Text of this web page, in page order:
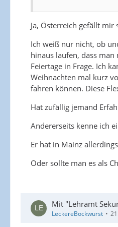
Ja, Österreich gefällt mir
Ich weiß nur nicht, ob
hinaus laufen, dass
Feiertage in Frage. Ich
Weihnachten mal kurz
fahren können. Diese
Hat zufällig jemand
Andererseits kenne ich
Er hat in Mainz
Oder sollte man es als
Mit "Lehramt
LeckereBockwurst